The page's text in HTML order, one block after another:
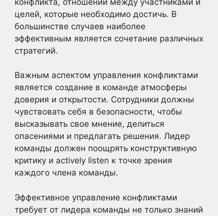
целей, которые необходимо достичь. В
большинстве случаев наиболее
эффективным является сочетание различных
стратегий.
Важным аспектом управления конфликтами
является создание в команде атмосферы
доверия и открытости. Сотрудники должны
чувствовать себя в безопасности, чтобы
высказывать свое мнение, делиться
опасениями и предлагать решения. Лидер
команды должен поощрять конструктивную
критику и actively listen к точке зрения
каждого члена команды.
Эффективное управление конфликтами
требует от лидера команды не только знаний